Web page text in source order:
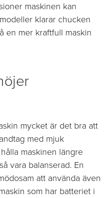
maskinen kan
klarar chucken
en mer kraftfull maskin
mycket är det bra att
med mjuk
maskinen längre
vara balanserad. En
att använda även
som har batteriet i